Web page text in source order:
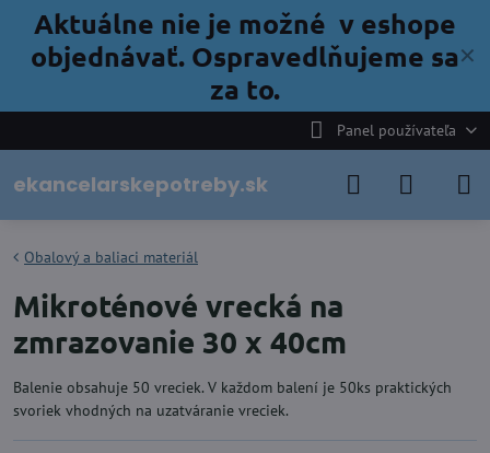
✕
Aktuálne nie je možné v eshope
objednávať. Ospravedlňujeme sa
za to.
Panel používateľa
ekancelarskepotreby.sk
Obalový a baliaci materiál
Mikroténové vrecká na
zmrazovanie 30 x 40cm
Balenie obsahuje 50 vreciek. V každom balení je 50ks praktických
svoriek vhodných na uzatváranie vreciek.